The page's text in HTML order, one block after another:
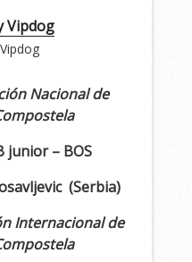
Nacional de
junior – BOS
(Serbia)
Internacional de